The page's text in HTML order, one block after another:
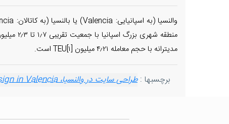
منطقه
مدیترانه با حجم معامله ۴٫۲۱ میلیون TEU[۱] است.
برچسبها :طراحی سایت در والنسیا، web design in Valenciain Valencia